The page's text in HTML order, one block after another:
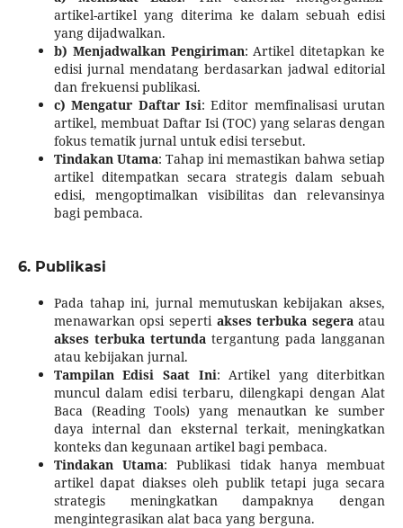
artikel-artikel yang diterima ke dalam sebuah edisi
yang dijadwalkan.
b) Menjadwalkan Pengiriman: Artikel ditetapkan ke
edisi jurnal mendatang berdasarkan jadwal editorial
dan frekuensi publikasi.
c) Mengatur Daftar Isi: Editor memfinalisasi urutan
artikel, membuat Daftar Isi (TOC) yang selaras dengan
fokus tematik jurnal untuk edisi tersebut.
Tindakan Utama: Tahap ini memastikan bahwa setiap
artikel ditempatkan secara strategis dalam sebuah
edisi, mengoptimalkan visibilitas dan relevansinya
bagi pembaca.
6. Publikasi
Pada tahap ini, jurnal memutuskan kebijakan akses,
menawarkan opsi seperti akses terbuka segeraatau
akses terbuka tertunda tergantung pada langganan
atau kebijakan jurnal.
Tampilan Edisi Saat Ini: Artikel yang diterbitkan
muncul dalam edisi terbaru, dilengkapi dengan Alat
Baca (Reading Tools) yang menautkan ke sumber
daya internal dan eksternal terkait, meningkatkan
konteks dan kegunaan artikel bagi pembaca.
Tindakan Utama: Publikasi tidak hanya membuat
artikel dapat diakses oleh publik tetapi juga secara
strategis meningkatkan dampaknya dengan
mengintegrasikan alat baca yang berguna.